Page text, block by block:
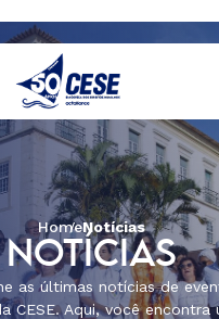
HomeNotícias
NOTÍCIAS
as últimas notícias de
CESE. Aqui, você encontra